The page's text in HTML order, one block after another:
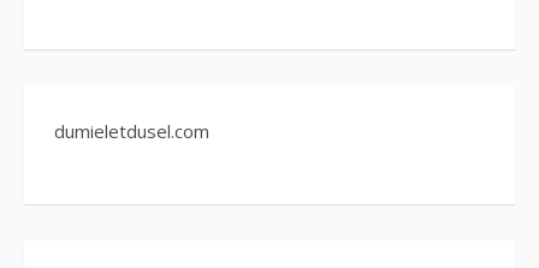
dumieletdusel.com